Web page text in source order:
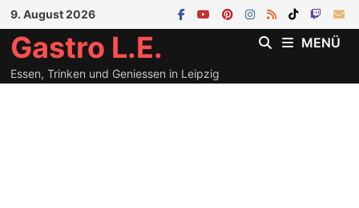
Zum
Inhalt
springen
9. August 2026
Gastro L.E.
Essen, Trinken und Geniessen in Leipzig
MENÜ